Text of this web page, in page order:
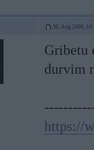
30. Aug 2006,
Gribetu
durvim
https://